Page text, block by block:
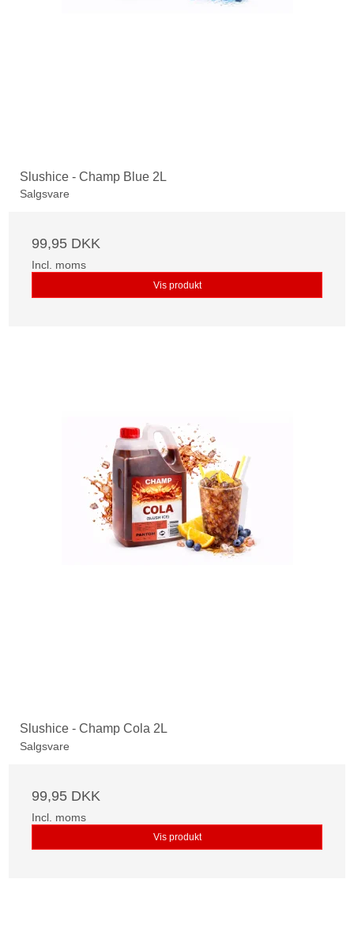
Slushice - Champ Blue 2L
Salgsvare
99,95 DKK
Incl. moms
Vis produkt
Slushice - Champ Cola 2L
Salgsvare
99,95 DKK
Incl. moms
Vis produkt